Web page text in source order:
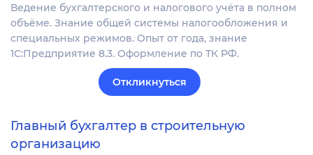
Ведение бухгалтерского и налогового учёта в полном
объёме. Знание общей системы налогообложения и
специальных режимов. Опыт от года, знание
1С:Предприятие 8.3. Оформление по ТК РФ.
Откликнуться
Главный бухгалтер в строительную
организацию